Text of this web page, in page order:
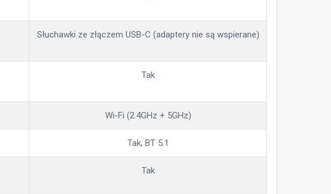
Słuchawki ze złączem USB-C (adaptery nie są wspierane)
Tak
Wi-Fi (2.4GHz + 5GHz)
Tak, BT 5.1
Tak